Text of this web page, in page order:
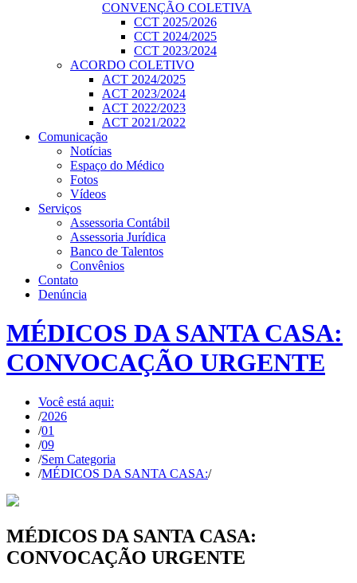
CONVENÇÃO COLETIVA
CCT 2025/2026
CCT 2024/2025
CCT 2023/2024
ACORDO COLETIVO
ACT 2024/2025
ACT 2023/2024
ACT 2022/2023
ACT 2021/2022
Comunicação
Notícias
Espaço do Médico
Fotos
Vídeos
Serviços
Assessoria Contábil
Assessoria Jurídica
Banco de Talentos
Convênios
Contato
Denúncia
MÉDICOS DA SANTA CASA:
CONVOCAÇÃO URGENTE
Você está aqui:
/2026
/01
/09
/Sem Categoria
/MÉDICOS DA SANTA CASA:/
MÉDICOS DA SANTA CASA:
CONVOCAÇÃO URGENTE